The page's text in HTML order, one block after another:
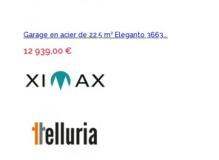
Garage en acier de 22.5 m² Eleganto 3663...
12 939,00 €